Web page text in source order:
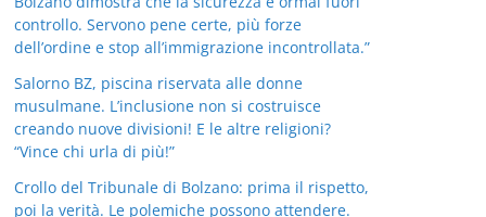
controllo. Servono pene certe, più forze
dell’ordine e stop all’immigrazione incontrollata.”
Salorno BZ, piscina riservata alle donne
musulmane. L’inclusione non si costruisce
creando nuove divisioni! E le altre religioni?
“Vince chi urla di più!”
Crollo del Tribunale di Bolzano: prima il rispetto,
poi la verità. Le polemiche possono attendere.